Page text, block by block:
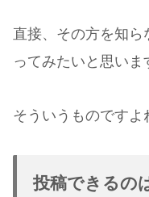
直接、その方を知
ってみたいと思いま
そういうものですよ
投稿できるの